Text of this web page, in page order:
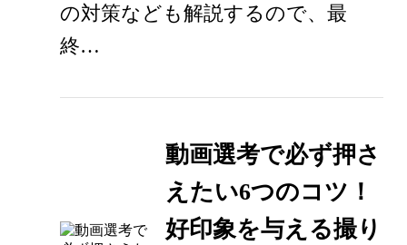
の対策なども解説するので、最
終…
動画選考で必ず押さ
えたい6つのコツ！
好印象を与える撮り